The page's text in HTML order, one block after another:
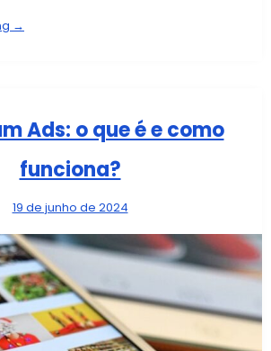
→
Ads: o que é e como
funciona?
19 de junho de 2024